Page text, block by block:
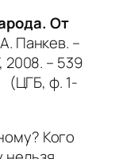
От
Панкев. –
2008. – 539
(ЦГБ, ф. 1-
Кого